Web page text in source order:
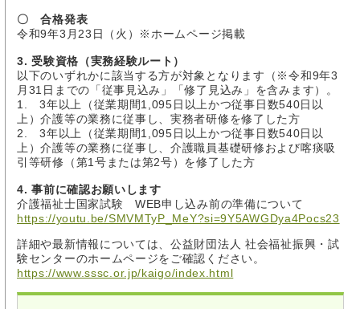
〇 合格発表
令和9年3月23日（火）※ホームページ掲載
3. 受験資格（実務経験ルート）
以下のいずれかに該当する方が対象となります（※令和9年3
月31日までの「従事見込み」「修了見込み」を含みます）。
1. 3年以上（従業期間1,095日以上かつ従事日数540日以
上）介護等の業務に従事し、実務者研修を修了した方
2. 3年以上（従業期間1,095日以上かつ従事日数540日以
上）介護等の業務に従事し、介護職員基礎研修および喀痰吸
引等研修（第1号または第2号）を修了した方
4. 事前に確認お願いします
介護福祉士国家試験 WEB申し込み前の準備について
https://youtu.be/SMVMTyP_MeY?si=9Y5AWGDya4Pocs23
詳細や最新情報については、公益財団法人 社会福祉振興・試
験センターのホームページをご確認ください。
https://www.sssc.or.jp/kaigo/index.html